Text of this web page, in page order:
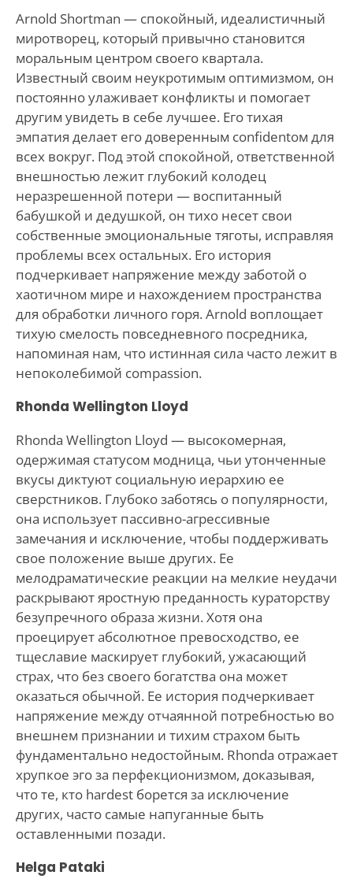
Arnold Shortman — спокойный, идеалистичный
миротворец, который привычно становится
моральным центром своего квартала.
Известный своим неукротимым оптимизмом, он
постоянно улаживает конфликты и помогает
другим увидеть в себе лучшее. Его тихая
эмпатия делает его доверенным confidentом для
всех вокруг. Под этой спокойной, ответственной
внешностью лежит глубокий колодец
неразрешенной потери — воспитанный
бабушкой и дедушкой, он тихо несет свои
собственные эмоциональные тяготы, исправляя
проблемы всех остальных. Его история
подчеркивает напряжение между заботой о
хаотичном мире и нахождением пространства
для обработки личного горя. Arnold воплощает
тихую смелость повседневного посредника,
напоминая нам, что истинная сила часто лежит в
непоколебимой compassion.
Rhonda Wellington Lloyd
Rhonda Wellington Lloyd — высокомерная,
одержимая статусом модница, чьи утонченные
вкусы диктуют социальную иерархию ее
сверстников. Глубоко заботясь о популярности,
она использует пассивно-агрессивные
замечания и исключение, чтобы поддерживать
свое положение выше других. Ее
мелодраматические реакции на мелкие неудачи
раскрывают яростную преданность кураторству
безупречного образа жизни. Хотя она
проецирует абсолютное превосходство, ее
тщеславие маскирует глубокий, ужасающий
страх, что без своего богатства она может
оказаться обычной. Ее история подчеркивает
напряжение между отчаянной потребностью во
внешнем признании и тихим страхом быть
фундаментально недостойным. Rhonda отражает
хрупкое эго за перфекционизмом, доказывая,
что те, кто hardest борется за исключение
других, часто самые напуганные быть
оставленными позади.
Helga Pataki